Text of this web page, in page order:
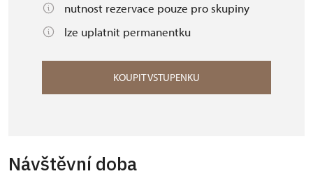
nutnost rezervace pouze pro skupiny
lze uplatnit permanentku
KOUPIT VSTUPENKU
Návštěvní doba